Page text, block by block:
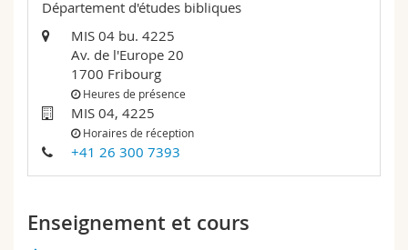
Département d'études bibliques
MIS 04 bu. 4225
Av. de l'Europe 20
1700 Fribourg
Heures de présence
MIS 04, 4225
Horaires de réception
+41 26 300 7393
Enseignement et cours